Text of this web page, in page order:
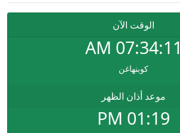
الوقت الآن
07:34:11
AM
كوبنهاغن
موعد أذان الظهر
01:19 PM